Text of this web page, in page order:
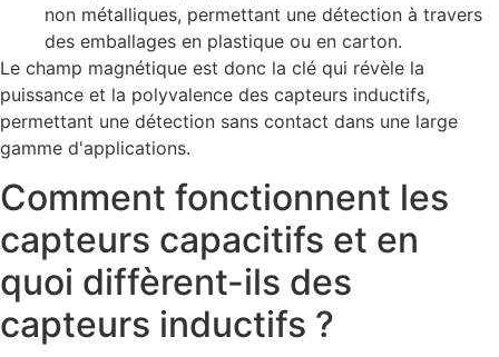
non métalliques, permettant une détection à travers
des emballages en plastique ou en carton.
Le champ magnétique est donc la clé qui révèle la
puissance et la polyvalence des capteurs inductifs,
permettant une détection sans contact dans une large
gamme d'applications.
Comment fonctionnent les
capteurs capacitifs et en
quoi diffèrent-ils des
capteurs inductifs ?